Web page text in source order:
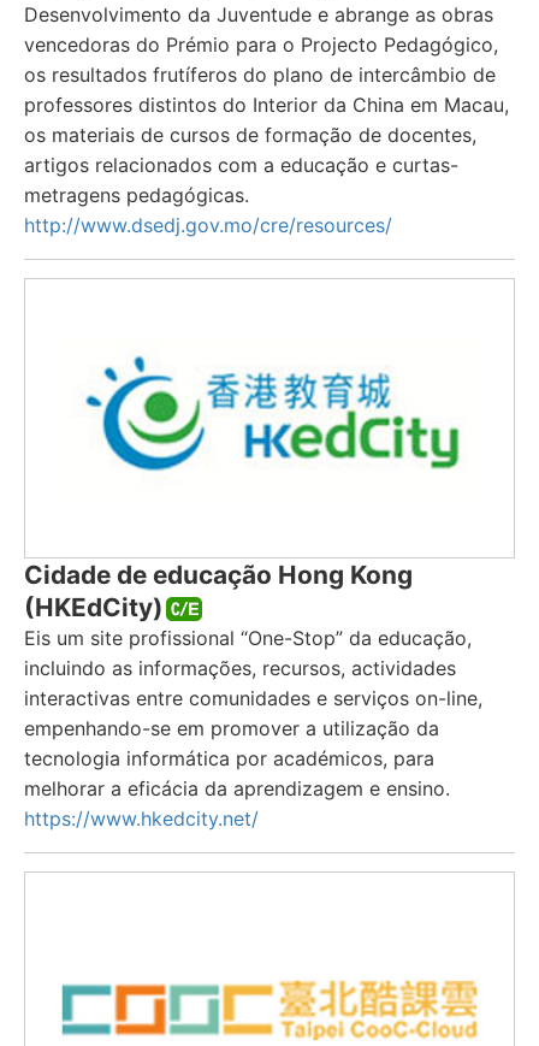
Desenvolvimento da Juventude e abrange as obras
vencedoras do Prémio para o Projecto Pedagógico,
os resultados frutíferos do plano de intercâmbio de
professores distintos do Interior da China em Macau,
os materiais de cursos de formação de docentes,
artigos relacionados com a educação e curtas-
metragens pedagógicas.
http://www.dsedj.gov.mo/cre/resources/
Cidade de educação Hong Kong
(HKEdCity)
Eis um site profissional “One-Stop” da educação,
incluindo as informações, recursos, actividades
interactivas entre comunidades e serviços on-line,
empenhando-se em promover a utilização da
tecnologia informática por académicos, para
melhorar a eficácia da aprendizagem e ensino.
https://www.hkedcity.net/